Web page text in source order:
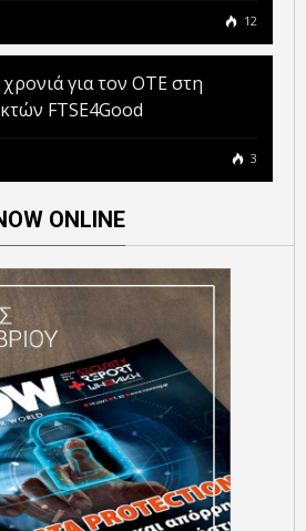
12
για τον ΟΤΕ στη
FTSE4Good
3
ONLINE